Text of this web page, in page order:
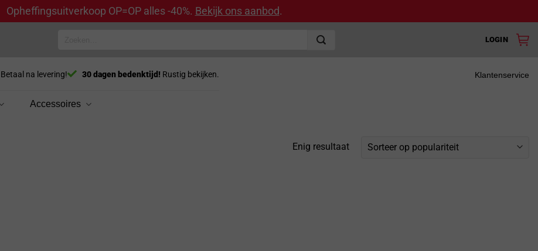
Opheffingsuitverkoop OP=OP alles -40%. Bekijk ons aanbod.
LOGIN
Betaal na levering! 30 dagen bedenktijd! Rustig bekijken. Klantenservice
Accessoires
Enig resultaat